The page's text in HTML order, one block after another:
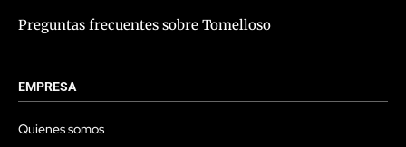
Preguntas frecuentes sobre Tomelloso
EMPRESA
Quienes somos